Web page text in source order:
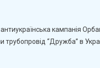
антиукраїнська кампанія
“Дружба” в